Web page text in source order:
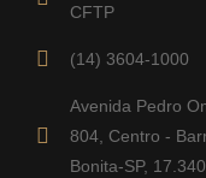
CFTP
(14) 3604-1000
Avenida Pedro
804, Centro -
Bonita-SP,